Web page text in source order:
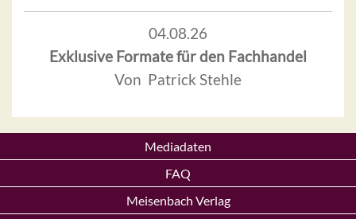
04.08.26
Exklusive Formate für den Fachhandel
Von Patrick Stehle
Mediadaten
FAQ
Meisenbach Verlag